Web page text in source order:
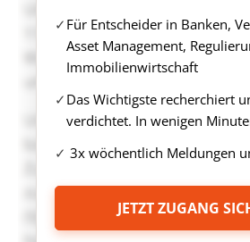
Für Entscheider in Banken,
Asset Management,
Immobilienwirtschaft
Das Wichtigste recherchiert
verdichtet. In wenigen
3x wöchentlich Meldungen
JETZT ZUGANG